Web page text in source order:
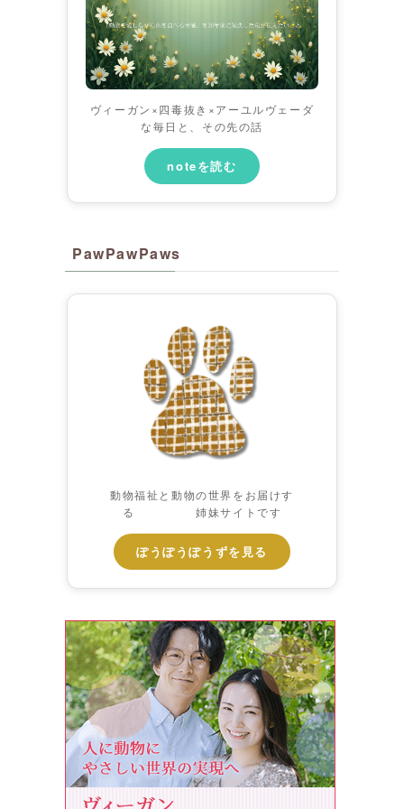
ヴィーガン×四毒抜き×アーユルヴェーダ
な毎日と、その先の話
noteを読む
PawPawPaws
動物福祉と動物の世界をお届けす
る 姉妹サイトです
ぽうぽうぽうずを見る